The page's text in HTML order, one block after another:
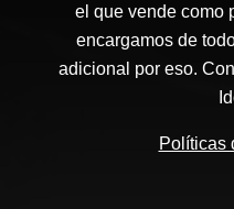
el que vende como
encargamos de
adicional por eso.
Políticas